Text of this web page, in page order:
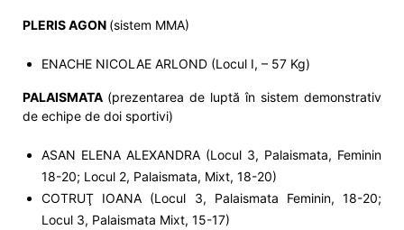
PLERIS AGON (sistem MMA)
ENACHE NICOLAE ARLOND (Locul I, – 57 Kg)
PALAISMATA (prezentarea de luptă în sistem demonstrativ
de echipe de doi sportivi)
ASAN ELENA ALEXANDRA (Locul 3, Palaismata, Feminin
18-20; Locul 2, Palaismata, Mixt, 18-20)
COTRUŢ IOANA (Locul 3, Palaismata Feminin, 18-20;
Locul 3, Palaismata Mixt, 15-17)